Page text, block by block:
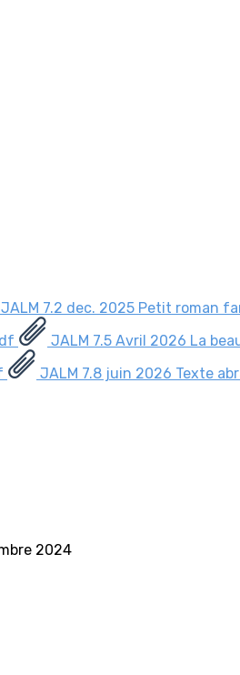
JALM 7.2 dec. 2025 Petit roman
JALM 7.5 Avril 2026 La
JALM 7.8 juin 2026 Texte
2024